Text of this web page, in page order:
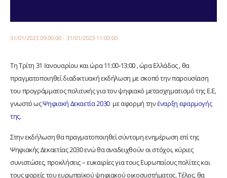
31/01/2023 09:00:00 - 31/01/2023 11:00:00
Τη Τρίτη 31 Ιανουαρίου και ώρα 11:00-13:00 , ώρα Ελλάδος , θα
πραγματοποιηθεί διαδικτυακή εκδήλωση με σκοπό την παρουσίαση
του προγράμματος πολιτικής για τον ψηφιακό μετασχηματισμό της Ε.Ε,
γνωστό ωςΨηφιακή Δεκαετία 2030με αφορμή τηνέναρξη εφαρμογής
της.
Στην εκδήλωση θα πραγματοποιηθεί σύντομη ενημέρωση επί της
Ψηφιακής Δεκαετίας 2030 ενώ θα αναδειχθούν οι στόχοι, κύριες
συνιστώσες, προκλήσεις – ευκαιρίες για τους Ευρωπαίους πολίτες και
τους φορείς του ευρωπαϊκού ψηφιακού οικοσυστήματος. Τέλος, θα